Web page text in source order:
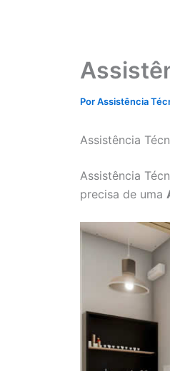
PorAssistência
Assistência
Assistência
precisa de uma